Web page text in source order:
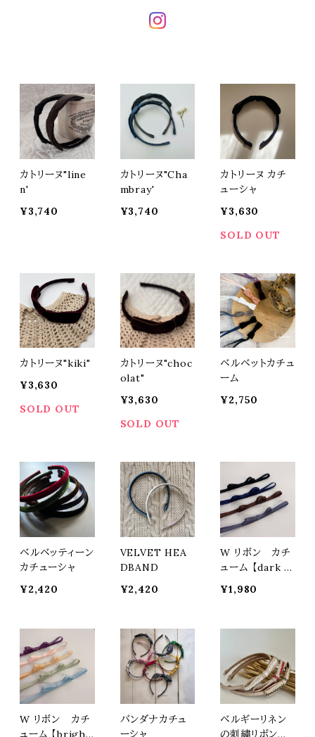
カトリーヌ"line
n'
¥3,740
カトリーヌ"Cha
mbray'
¥3,740
カトリーヌ カチ
ューシャ
¥3,630
SOLD OUT
カトリーヌ"kiki"
¥3,630
SOLD OUT
カトリーヌ"choc
olat"
¥3,630
SOLD OUT
ベルベットカチュ
ーム
¥2,750
ベルベッティーン
カチューシャ
¥2,420
VELVET HEA
DBAND
¥2,420
W リボン カチ
ューム 【dark c
¥1,980
W リボン カチ
ューム 【bright
バンダナカチュ
ーシャ
ベルギーリネン
の刺繍リボンの